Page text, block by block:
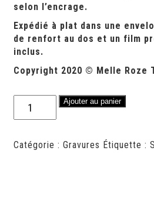
selon l’encrage.
Expédié à plat dans une
de renfort au dos et un film
inclus.
Copyright 2020 © Melle Roze
sardine
Ajouter au panier
Catégorie : Gravures Étiquette :